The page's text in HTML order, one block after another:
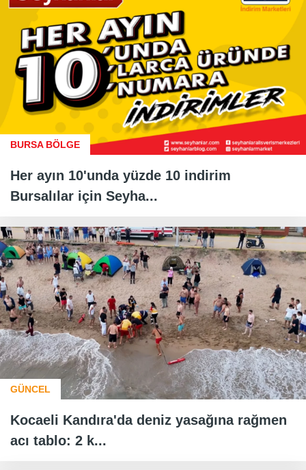
BURSA BÖLGE
Her ayın 10'unda yüzde 10 indirim
Bursalılar için Seyha...
GÜNCEL
Kocaeli Kandıra'da deniz yasağına rağmen
acı tablo: 2 k...